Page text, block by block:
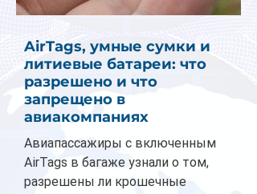
AirTags, умные сумки и
литиевые батареи: что
разрешено и что
запрещено в
авиакомпаниях
Авиапассажиры с включенным
AirTags в багаже узнали о том,
разрешены ли крошечные